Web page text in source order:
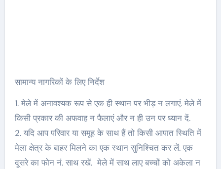
सामान्य नागरिकों के लिए निर्देश
1. मेले में अनावश्यक रूप से एक ही स्थान पर भीड़ न लगाएं. मेले में
किसी प्रकार की अफवाह न फैलाएं और न ही उन पर ध्यान दें.
2. यदि आप परिवार या समूह के साथ हैं तो किसी आपात स्थिति में
मेला क्षेत्र के बाहर मिलने का एक स्थान सुनिश्चित कर लें. एक
दूसरे का फोन नं. साथ रखें. मेले में साथ लाए बच्चों को अकेला न